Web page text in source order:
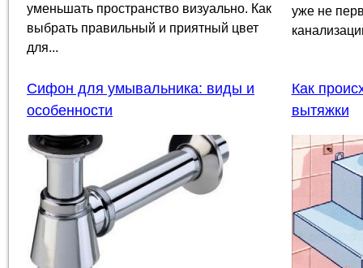
уменьшать пространство визуально. Как
выбрать правильный и приятный цвет
для...
уже не
Сифон для умывальника: виды и
особенности
Как
вытяжки